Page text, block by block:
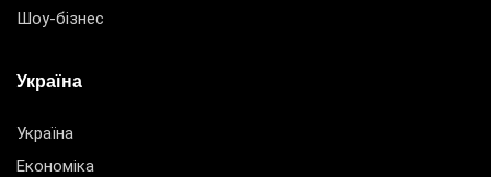
Шоу-бізнес
Україна
Україна
Економіка